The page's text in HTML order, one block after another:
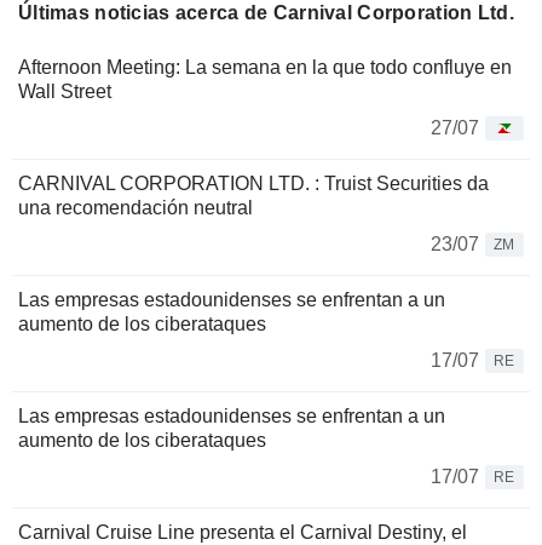
Últimas noticias acerca de Carnival Corporation Ltd.
Afternoon Meeting: La semana en la que todo confluye en
Wall Street
27/07
CARNIVAL CORPORATION LTD. : Truist Securities da
una recomendación neutral
23/07
ZM
Las empresas estadounidenses se enfrentan a un
aumento de los ciberataques
17/07
RE
Las empresas estadounidenses se enfrentan a un
aumento de los ciberataques
17/07
RE
Carnival Cruise Line presenta el Carnival Destiny, el